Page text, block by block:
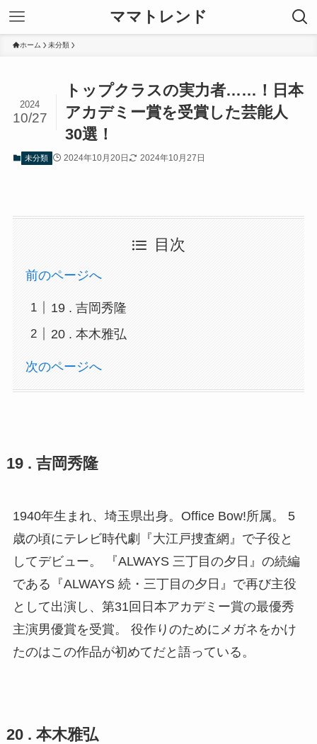
ママトレンド
ホーム 未分類
トップクラスの実力者……！日本
アカデミー賞を受賞した芸能人
30選！
2024
10/27
未分類 2024年10月20日 2024年10月27日
目次
前のページへ
19 . 吉岡秀隆
20 . 本木雅弘
次のページへ
19 . 吉岡秀隆
1940年生まれ、埼玉県出身。Office Bow!所属。 5
歳の頃にテレビ時代劇『大江戸捜査網』で子役と
してデビュー。 『ALWAYS 三丁目の夕日』の続編
である『ALWAYS 続・三丁目の夕日』で再び主役
として出演し、第31回日本アカデミー賞の最優秀
主演男優賞を受賞。 役作りのためにメガネをかけ
たのはこの作品が初めてだと語っている。
20 . 本木雅弘